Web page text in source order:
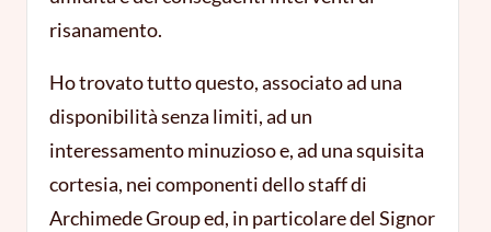
risanamento.
Ho trovato tutto questo, associato ad una
disponibilità senza limiti, ad un
interessamento minuzioso e, ad una squisita
cortesia, nei componenti dello staff di
Archimede Group ed, in particolare del Signor